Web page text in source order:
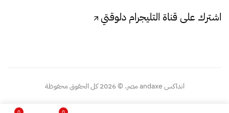
اشترك على قناة التليجرام دلوقتي
انداكس andaxe مصر. © 2026 كل الحقوق محفوظة